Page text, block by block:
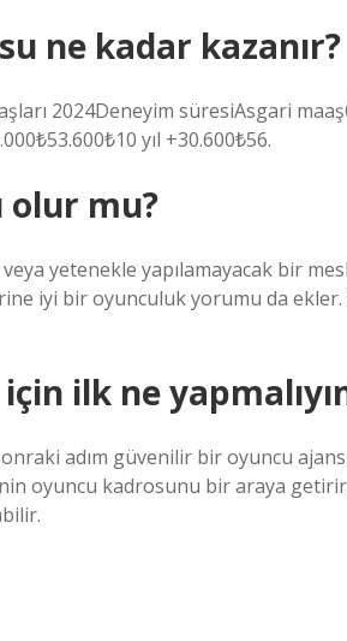
ne kadar kazanır?
2024Deneyim süresiAsgari
yıl +30.600₺56.
olur mu?
yetenekle yapılamayacak bir
iyi bir oyunculuk yorumu da
ilk ne
adım güvenilir bir oyuncu
oyuncu kadrosunu bir araya